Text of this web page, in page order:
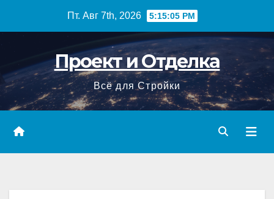
Пт. Авг 7th, 2026 5:15:06 PM
Проект и Отделка
Всё для Стройки